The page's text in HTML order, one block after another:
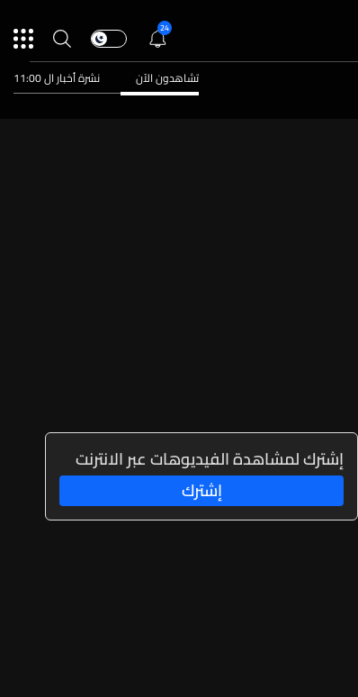
24
تشاهدون الآن نشرة أخبار ال 11:00
إشترك لمشاهدة الفيديوهات عبر الانترنت
إشترك